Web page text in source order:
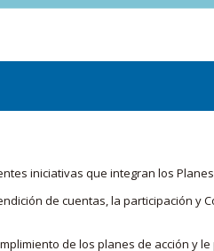
iniciativas que integran los
de cuentas, la participación y
de los planes de acción y